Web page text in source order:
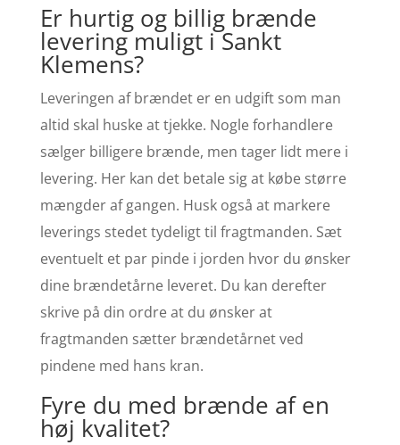
Er hurtig og billig brænde
levering muligt i Sankt
Klemens?
Leveringen af brændet er en udgift som man
altid skal huske at tjekke. Nogle forhandlere
sælger billigere brænde, men tager lidt mere i
levering. Her kan det betale sig at købe større
mængder af gangen. Husk også at markere
leverings stedet tydeligt til fragtmanden. Sæt
eventuelt et par pinde i jorden hvor du ønsker
dine brændetårne leveret. Du kan derefter
skrive på din ordre at du ønsker at
fragtmanden sætter brændetårnet ved
pindene med hans kran.
Fyre du med brænde af en
høj kvalitet?